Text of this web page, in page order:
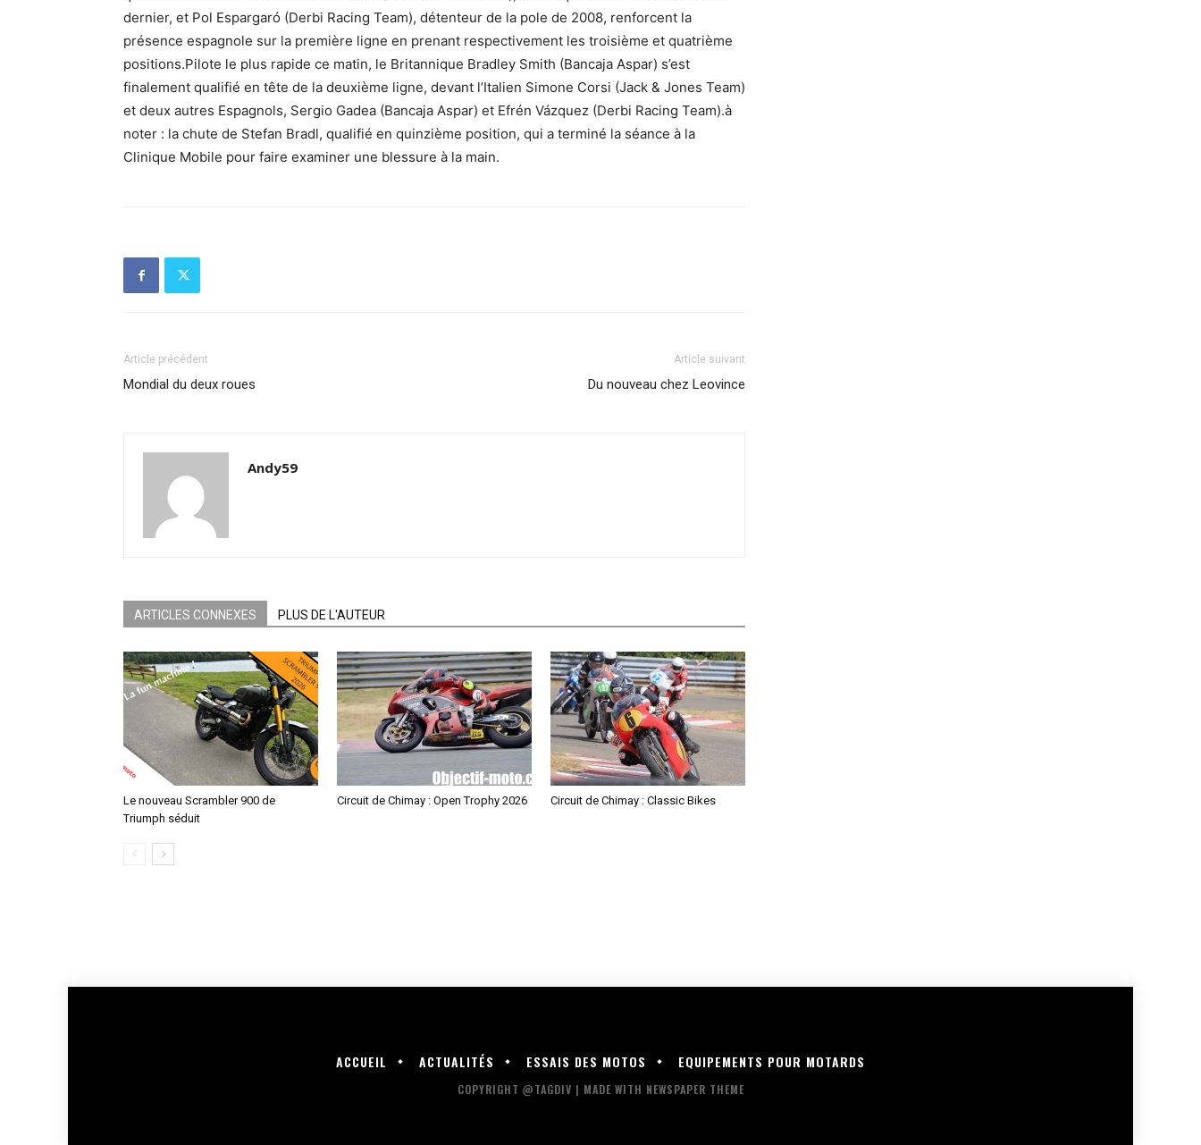
dernier, et Pol Espargaró (Derbi Racing Team), détenteur de la pole de 2008, renforcent la
présence espagnole sur la première ligne en prenant respectivement les troisième et quatrième
positions.Pilote le plus rapide ce matin, le Britannique Bradley Smith (Bancaja Aspar) s’est
finalement qualifié en tête de la deuxième ligne, devant l’Italien Simone Corsi (Jack & Jones Team)
et deux autres Espagnols, Sergio Gadea (Bancaja Aspar) et Efrén Vázquez (Derbi Racing Team).à
noter : la chute de Stefan Bradl, qualifié en quinzième position, qui a terminé la séance à la
Clinique Mobile pour faire examiner une blessure à la main.
Article précédent
Mondial du deux roues
Article suivant
Du nouveau chez Leovince
Andy59
ARTICLES CONNEXES PLUS DE L'AUTEUR
Le nouveau Scrambler 900 de
Triumph séduit
Circuit de Chimay : Open Trophy 2026 Circuit de Chimay : Classic Bikes
ACCUEIL ACTUALITÉS ESSAIS DES MOTOS EQUIPEMENTS POUR MOTARDS
COPYRIGHT @TAGDIV | MADE WITH NEWSPAPER THEME